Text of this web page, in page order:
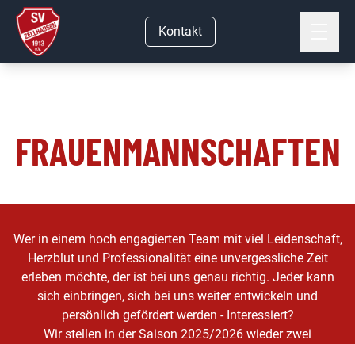
Kontakt
FRAUEN­MANNSCHAFTEN
Wer in einem hoch engagierten Team mit viel Leidenschaft,
Herzblut und Professionalität eine unvergessliche Zeit
erleben möchte, der ist bei uns genau richtig. Jeder kann
sich einbringen, sich bei uns weiter entwickeln und
persönlich gefördert werden - Interessiert?
Wir stellen in der Saison 2025/2026 wieder zwei